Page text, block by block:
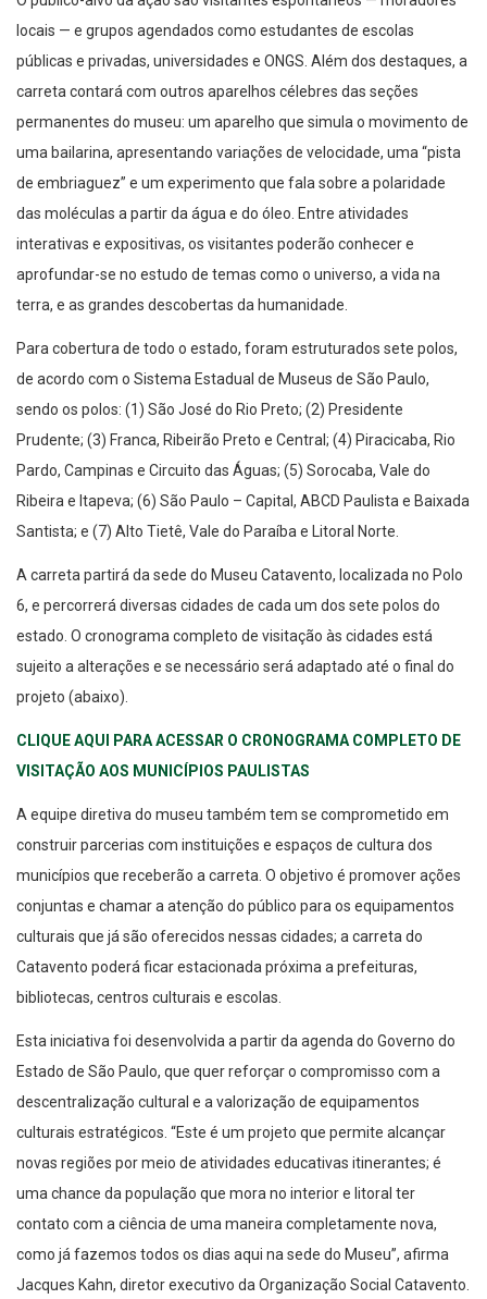
locais — e grupos agendados como estudantes de escolas
públicas e privadas, universidades e ONGS. Além dos destaques, a
carreta contará com outros aparelhos célebres das seções
permanentes do museu: um aparelho que simula o movimento de
uma bailarina, apresentando variações de velocidade, uma “pista
de embriaguez” e um experimento que fala sobre a polaridade
das moléculas a partir da água e do óleo. Entre atividades
interativas e expositivas, os visitantes poderão conhecer e
aprofundar-se no estudo de temas como o universo, a vida na
terra, e as grandes descobertas da humanidade.
de acordo com o Sistema Estadual de Museus de São Paulo,
sendo os polos: (1) São José do Rio Preto; (2) Presidente
Prudente; (3) Franca, Ribeirão Preto e Central; (4) Piracicaba, Rio
Pardo, Campinas e Circuito das Águas; (5) Sorocaba, Vale do
Ribeira e Itapeva; (6) São Paulo – Capital, ABCD Paulista e Baixada
Santista; e (7) Alto Tietê, Vale do Paraíba e Litoral Norte.
6, e percorrerá diversas cidades de cada um dos sete polos do
estado. O cronograma completo de visitação às cidades está
sujeito a alterações e se necessário será adaptado até o final do
projeto (abaixo).
VISITAÇÃO AOS MUNICÍPIOS PAULISTAS
construir parcerias com instituições e espaços de cultura dos
municípios que receberão a carreta. O objetivo é promover ações
conjuntas e chamar a atenção do público para os equipamentos
culturais que já são oferecidos nessas cidades; a carreta do
Catavento poderá ficar estacionada próxima a prefeituras,
bibliotecas, centros culturais e escolas.
Estado de São Paulo, que quer reforçar o compromisso com a
descentralização cultural e a valorização de equipamentos
culturais estratégicos. “Este é um projeto que permite alcançar
novas regiões por meio de atividades educativas itinerantes; é
uma chance da população que mora no interior e litoral ter
contato com a ciência de uma maneira completamente nova,
como já fazemos todos os dias aqui na sede do Museu”, afirma
Jacques Kahn, diretor executivo da Organização Social Catavento.
Ele completa dizendo que “É muito bom poder criar um formato